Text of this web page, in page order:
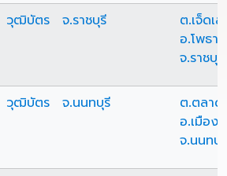
วุฒิบัตร จ.ราชบุรี
ต.เจ็ดเ
อ.โพธา
จ.ราชบุรี
วุฒิบัตร จ.นนทบุรี
ต.ตลา
อ.เมือง
จ.นนทบุรี